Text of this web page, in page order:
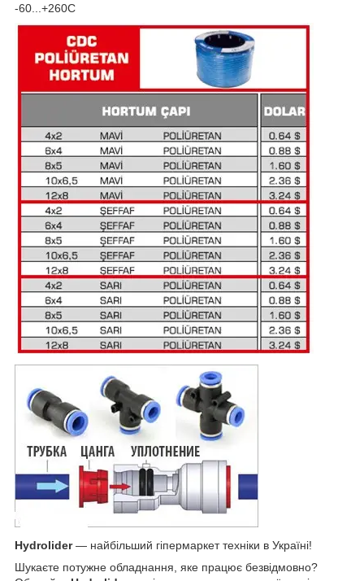
-60...+260С
Hydrolider— найбільший гіпермаркет техніки в Україні!
Шукаєте потужне обладнання, яке працює безвідмовно?